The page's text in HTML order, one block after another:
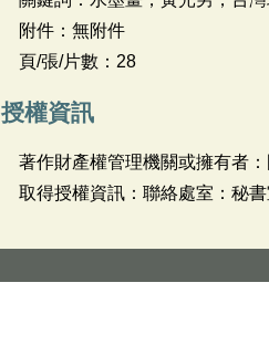
附件：無附件
頁/張/片數：28
授權資訊
著作財產權管理機關或擁有者
取得授權資訊：聯絡處室：秘